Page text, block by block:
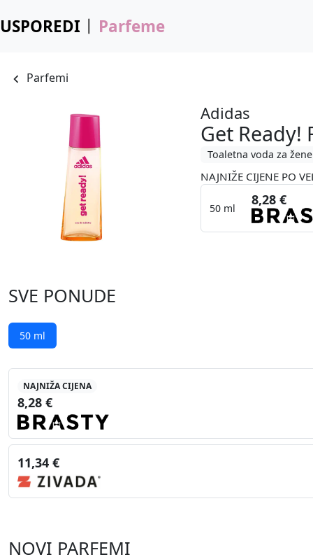
USPOREDI Parfeme
Parfemi
Adidas
Get Ready!
Toaletna voda za žene
NAJNIŽE CIJENE PO
50 ml
8,28 €
SVE PONUDE
50 ml
NAJNIŽA CIJENA
8,28 €
11,34 €
NOVI PARFEMI